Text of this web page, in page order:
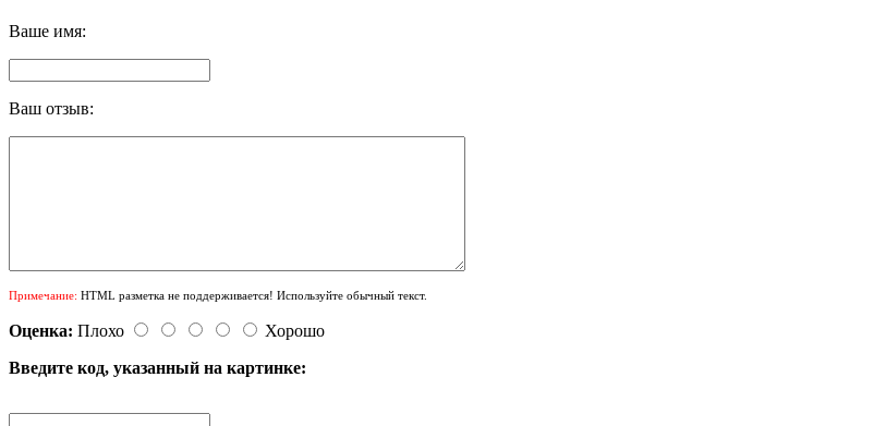
Ваше имя:
Ваш отзыв:
Примечание: HTML разметка не поддерживается! Используйте обычный текст.
Оценка: Плохо
Хорошо
Введите код, указанный на картинке: